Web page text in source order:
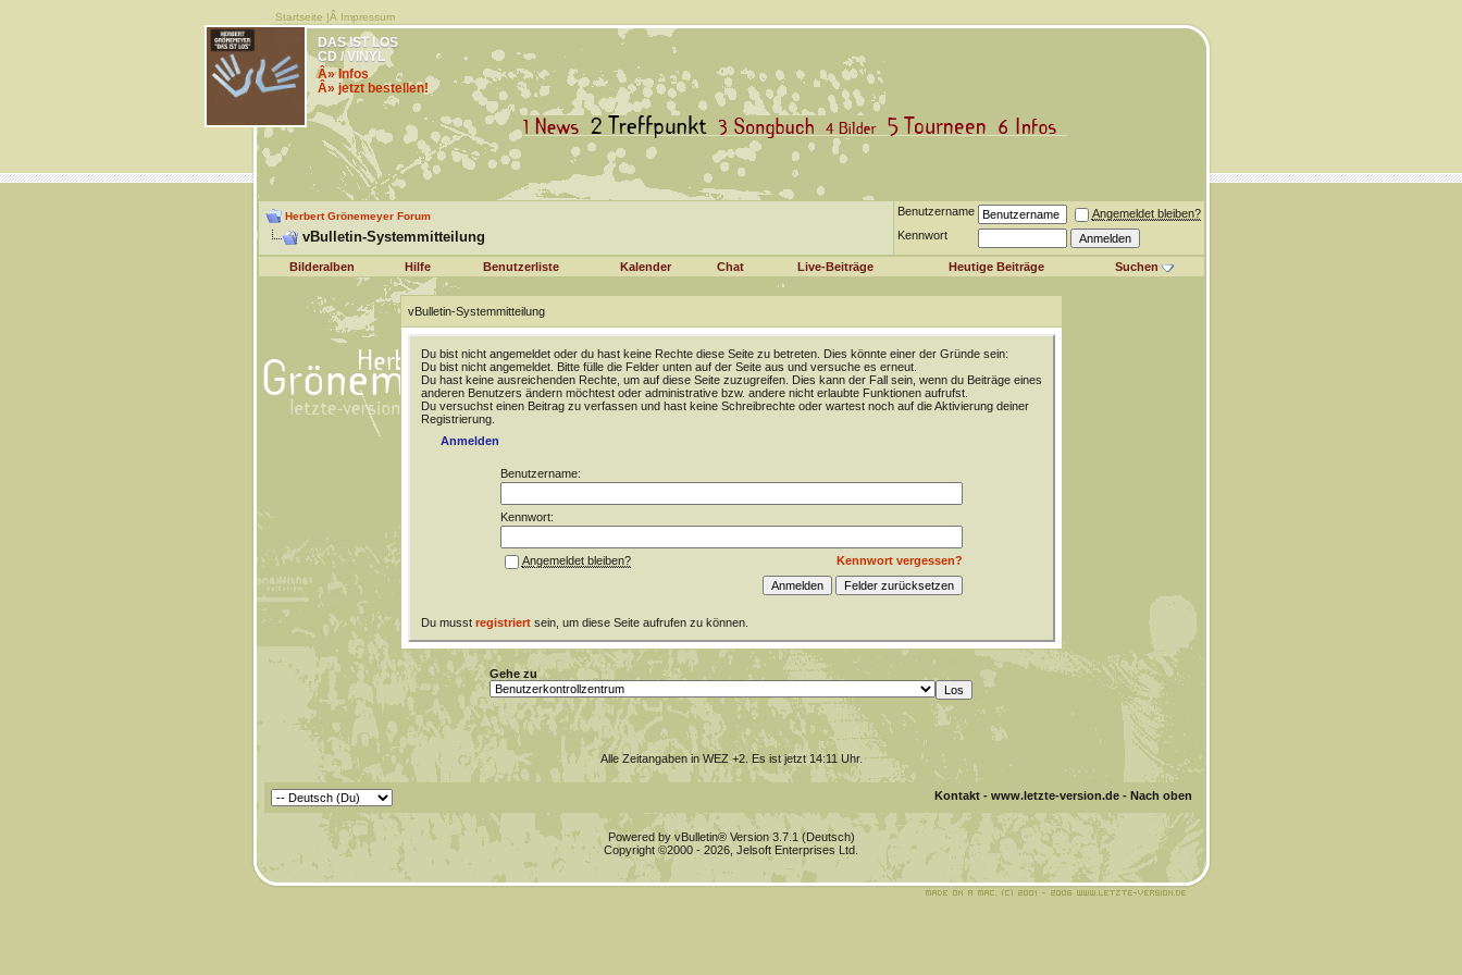
Startseite |Â Impressum
DAS IST LOS
CD / VINYL
Â» Infos
Â» jetzt bestellen!
Herbert Grönemeyer Forum
vBulletin-Systemmitteilung
Benutzername
Angemeldet bleiben?
Kennwort
Bilderalben Hilfe Benutzerliste Kalender Chat Live-Beiträge Heutige Beiträge Suchen
vBulletin-Systemmitteilung
Du bist nicht angemeldet oder du hast keine Rechte diese Seite zu betreten. Dies könnte einer der Gründe sein:
Du bist nicht angemeldet. Bitte fülle die Felder unten auf der Seite aus und versuche es erneut.
Du hast keine ausreichenden Rechte, um auf diese Seite zuzugreifen. Dies kann der Fall sein, wenn du Beiträge eines
anderen Benutzers ändern möchtest oder administrative bzw. andere nicht erlaubte Funktionen aufrufst.
Du versuchst einen Beitrag zu verfassen und hast keine Schreibrechte oder wartest noch auf die Aktivierung deiner
Registrierung.
Anmelden
Benutzername:
Kennwort:
Kennwort vergessen?
Angemeldet bleiben?
Du musst registriertsein, um diese Seite aufrufen zu können.
Gehe zu
Alle Zeitangaben in WEZ +2. Es ist jetzt14:11Uhr.
Kontakt- www.letzte-version.de- Nach oben
Powered by vBulletin® Version 3.7.1 (Deutsch)
Copyright ©2000 - 2026, Jelsoft Enterprises Ltd.